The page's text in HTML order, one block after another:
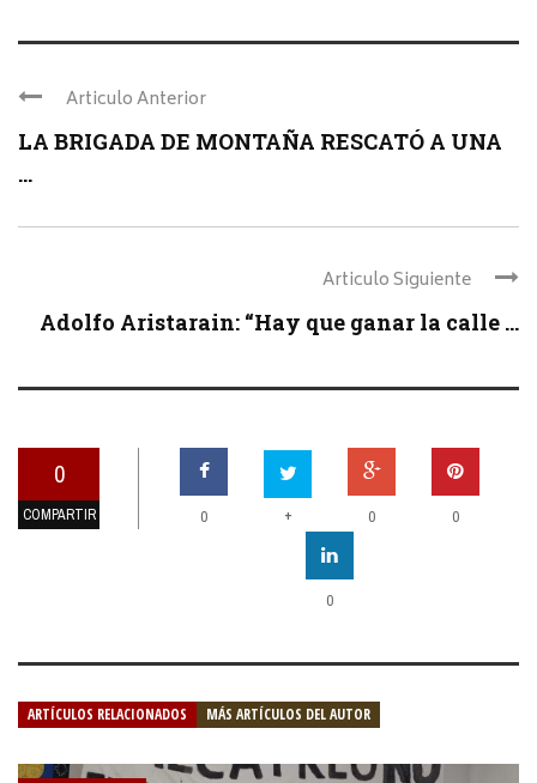
Articulo Anterior
LA BRIGADA DE MONTAÑA RESCATÓ A UNA
...
Articulo Siguiente
Adolfo Aristarain: “Hay que ganar la calle ...
0
COMPARTIR 0 + 0 0
0
ARTÍCULOS RELACIONADOS MÁS ARTÍCULOS DEL AUTOR